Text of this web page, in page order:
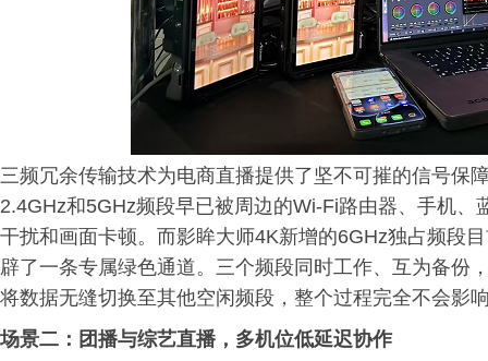
三频冗余传输技术为电商直播提供了坚不可摧的信号保
2.4GHz和5GHz频段早已被周边的Wi-Fi路由器、手机
干扰和画面卡顿。而影眸大师4K新增的6GHz独占频段
辟了一条专属绿色通道。三个频段同时工作、互为备份
将数据无缝切换至其他空闲频段，整个过程完全不会影
场景二：团播与综艺直播，多机位低延迟协作